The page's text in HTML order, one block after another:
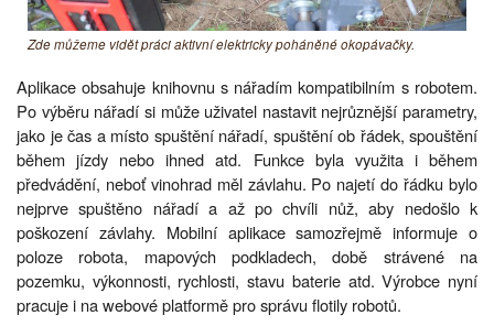
Zde můžeme vidět práci aktivní elektricky poháněné okopávačky.
Aplikace obsahuje knihovnu s nářadím kompatibilním s robotem.
Po výběru nářadí si může uživatel nastavit nejrůznější parametry,
jako je čas a místo spuštění nářadí, spuštění ob řádek, spouštění
během jízdy nebo ihned atd. Funkce byla využita i během
předvádění, neboť vinohrad měl závlahu. Po najetí do řádku bylo
nejprve spuštěno nářadí a až po chvíli nůž, aby nedošlo k
poškození závlahy. Mobilní aplikace samozřejmě informuje o
poloze robota, mapových podkladech, době strávené na
pozemku, výkonnosti, rychlosti, stavu baterie atd. Výrobce nyní
pracuje i na webové platformě pro správu flotily robotů.